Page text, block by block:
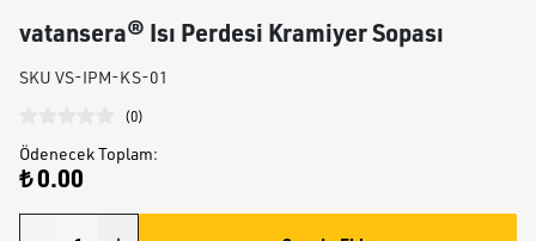
vatansera® Isı Perdesi Kramiyer Sopası
SKU VS-IPM-KS-01
(0)
Ödenecek Toplam:
₺ 0.00